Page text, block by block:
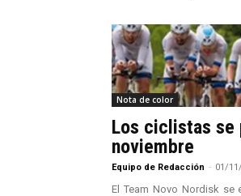
Nota de color
Los ciclistas se
noviembre
Equipo de Redacción - 01/
El Team Novo Nordisk se